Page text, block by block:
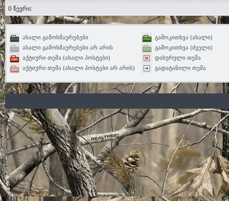
0 წევრი:
ახალი გამოხმაურებები
ახალი გამოხმაურებები არ არის
აქტიური თემა (ახალი პოსტები)
აქტიური თემა (ახალი პოსტები არ არის)
გამოკითხვა (ახალი)
გამოკითხვა (ძველი)
დახურული თემა
გადატანილი თემა